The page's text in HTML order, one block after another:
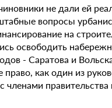
не дали ей
вопросы
на
освободить
- Саратова и
как один из